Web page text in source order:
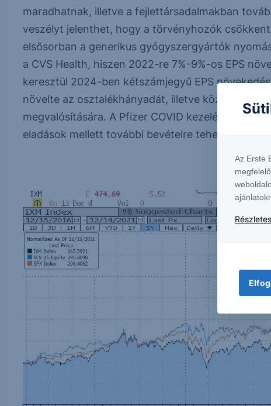
maradhatnak, illetve a fejlettársadalmakban
veszélyt jelenthet, hogy a törvényhozók
elsősorban a generikus gyógyszergyártók
a CVS Health, hiszen 2022-re 7%-9%-os EPS
keresztül 2024-ben kétszámjegyű EPS
növelte az osztalékhányadát, illetve közel 50
megvalósítására. A Pfizer COVID kezelésére
eladások mellett további bevételre tehet szert,
Az Erste